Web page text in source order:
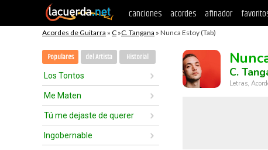
canciones acordes afinador
Acordes de Guitarra » C »C. Tangana » Nunca Estoy (Tab)
Populares del Artista Historial
Los Tontos
Me Maten
Tú me dejaste de querer
Ingobernable
C.
Letras,